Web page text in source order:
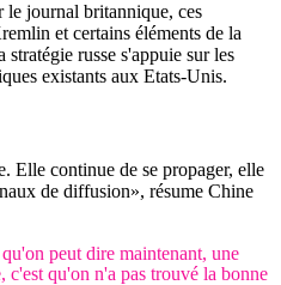
le journal britannique, ces
et certains éléments de la
russe s'appuie sur les
existants aux Etats-Unis.
Elle continue de se propager, elle
de diffusion», résume Chine
peut dire maintenant, une
c'est qu'on n'a pas trouvé la bonne